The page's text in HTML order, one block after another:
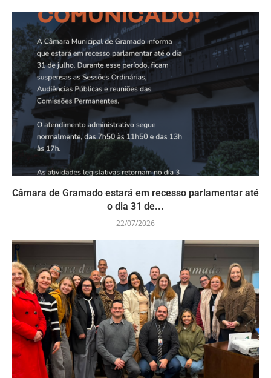
Câmara de Gramado estará em recesso parlamentar até
o dia 31 de...
22/07/2026